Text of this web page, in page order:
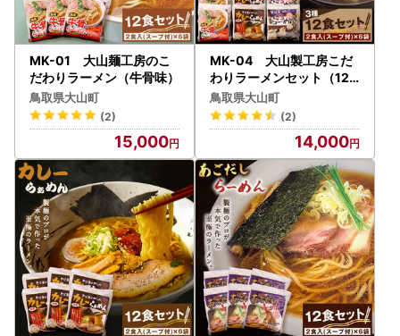
MK-01 大山麺工房のこ
だわりラーメン（牛骨味）
鳥取県大山町
(2)
15,000
MK-04 大山製工房こだ
わりラーメンセット（12
食入り）
鳥取県大山町
(2)
14,000